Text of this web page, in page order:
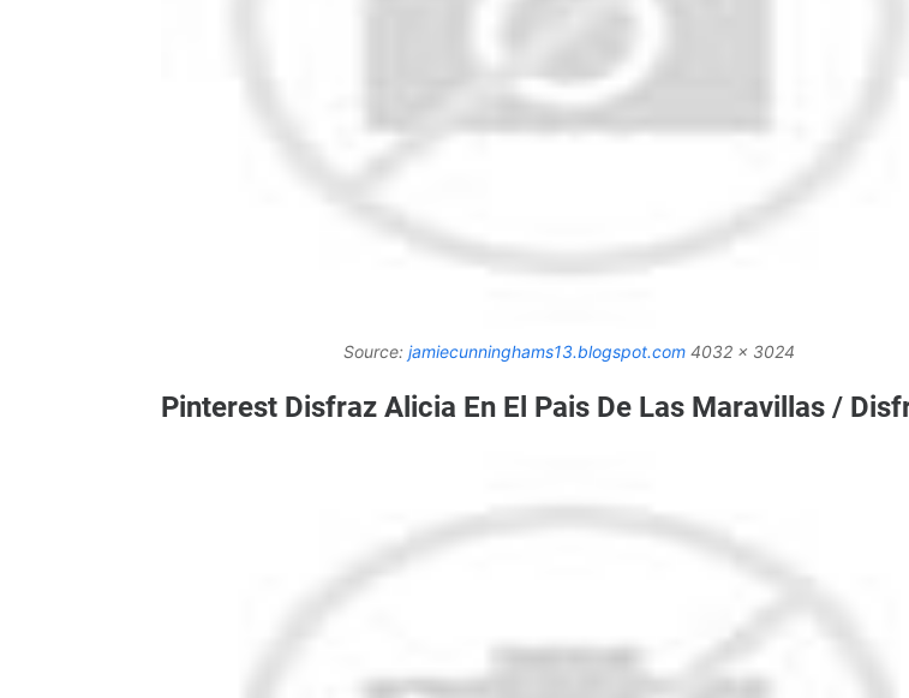
Source: jamiecunninghams13.blogspot.com 4032 x 3024
Pinterest Disfraz Alicia En El Pais De Las Maravillas /